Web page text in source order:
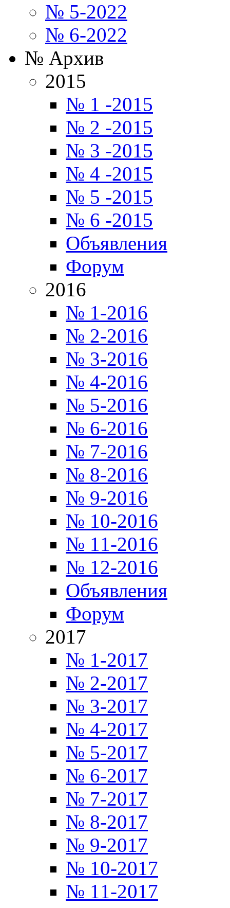
№ 5-2022
№ 6-2022
№ Архив
2015
№ 1 -2015
№ 2 -2015
№ 3 -2015
№ 4 -2015
№ 5 -2015
№ 6 -2015
Объявления
Форум
2016
№ 1-2016
№ 2-2016
№ 3-2016
№ 4-2016
№ 5-2016
№ 6-2016
№ 7-2016
№ 8-2016
№ 9-2016
№ 10-2016
№ 11-2016
№ 12-2016
Объявления
Форум
2017
№ 1-2017
№ 2-2017
№ 3-2017
№ 4-2017
№ 5-2017
№ 6-2017
№ 7-2017
№ 8-2017
№ 9-2017
№ 10-2017
№ 11-2017